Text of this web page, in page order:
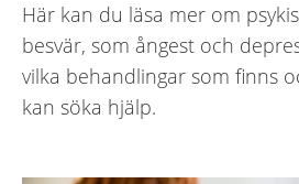
Här kan du läsa mer om
besvär, som ångest och
vilka behandlingar som finns
kan söka hjälp.